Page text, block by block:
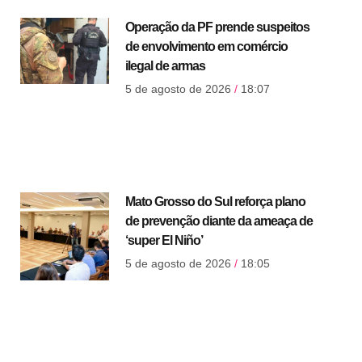
Operação da PF prende suspeitos
de envolvimento em comércio
ilegal de armas
5 de agosto de 2026 18:07
Mato Grosso do Sul reforça plano
de prevenção diante da ameaça de
‘super El Niño’
5 de agosto de 2026 18:05